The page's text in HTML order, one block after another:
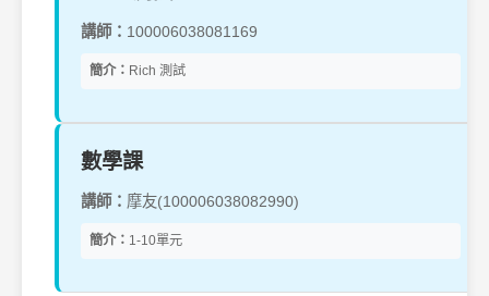
講師： 100006038081169
簡介： Rich 測試
數學課
講師： 摩友(100006038082990)
簡介： 1-10單元